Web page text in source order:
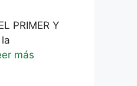
PRIMER Y
más